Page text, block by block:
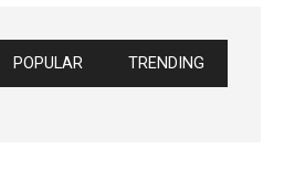
POPULAR TRENDING